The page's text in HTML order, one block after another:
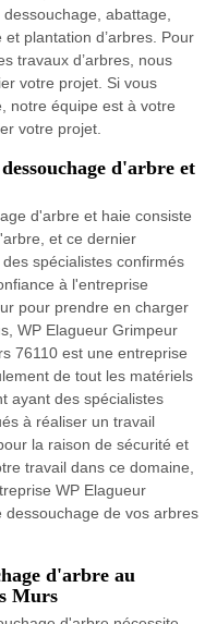
abattage,
plantation d’arbres. Pour
travaux d’arbres, nous
votre projet. Si vous
notre équipe est à votre
votre projet.
d'arbre et
d'arbre et haie consiste
et ce dernier
spécialistes confirmés
à l'entreprise
pour prendre en charger
WP Elagueur Grimpeur
76110 est une entreprise
de tout les matériels
ayant des spécialistes
à réaliser un travail
la raison de sécurité et
travail dans ce domaine,
WP Elagueur
de vos arbres
d'arbre au
Murs